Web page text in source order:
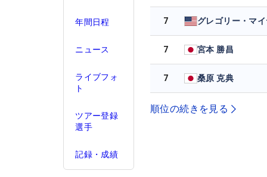
年間日程
ニュース
ライブフォ
ト
ツアー登録
選手
記録・成績
7 グレゴリー・マ
7 宮本 勝昌
7 桑原 克典
順位の続きを見る